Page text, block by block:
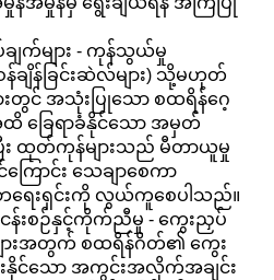
က်များ - ကုန်သွယ်မှု
န်ချိန်ခြင်းဆဲလ်များ) သို့မဟုတ်
းတွင် အသုံးပြုသော စထရိန်ဂေ့
ခြေရာခံနိုင်သော အမှတ်
ြီး ထုတ်ကုန်များသည် မီတာယူမှု
ောင်း သေချာစေကာ
ရေးရှင်းကို လွယ်ကူစေပါသည်။
းစဉ်နှင့်ကိုက်ညီမှု - ကွေးညှပ်
ားအတွက် စထရိန်ဂိတ်၏ ကွေး
နိုင်သော အကွင်းအလိုက်အချင်း